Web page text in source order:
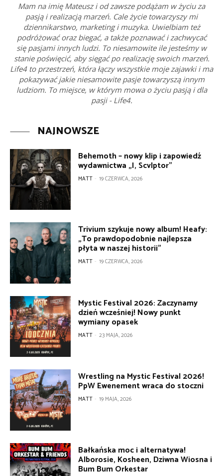
Mam na imię Mateusz i od zawsze podążam w życiu za
pasją i realizacją marzeń. Cale życie towarzyszy mi
dziennikarstwo, marketing i muzyka. Uwielbiam też
podróżować oraz biegać, a także poznawać i zachwycać
się pasjami innych ludzi. To niesamowite ile jesteśmy w
stanie poświęcić, aby sięgać po realizację swoich marzeń.
Life4 to przestrzeń, która łączy wszystkie moje zajawki i ma
pokazywać jakie niesamowite pasje towarzyszą innym
ludziom. To miejsce, w którym mowa o życiu pasją i dla
pasji - Life4.
NAJNOWSZE
Behemoth – nowy klip i zapowiedź
wydawnictwa „I, Scvlptor”
MATT - 19 CZERWCA, 2026
Trivium szykuje nowy album! Heafy:
„To prawdopodobnie najlepsza
płyta w naszej historii”
MATT - 19 CZERWCA, 2026
Mystic Festival 2026: Zaczynamy
dzień wcześniej! Nowy punkt
wymiany opasek
MATT - 23 MAJA, 2026
Wrestling na Mystic Festival 2026!
PpW Ewenement wraca do stoczni
MATT - 19 MAJA, 2026
Bałkańska moc i alternatywa!
Alborosie, Kosheen, Dziwna Wiosna i
Bum Bum Orkestar